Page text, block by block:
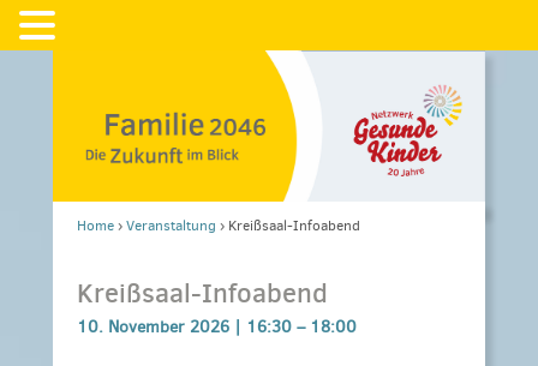
Home›Veranstaltung › Kreißsaal-Infoabend
Kreißsaal-Infoabend
10. November 2026 | 16:30 – 18:00